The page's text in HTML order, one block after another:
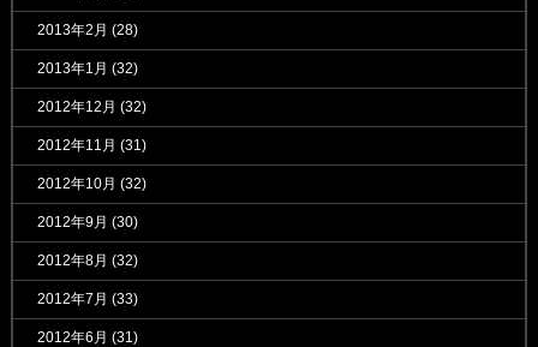
2013年2月 (28)
2013年1月 (32)
2012年12月 (32)
2012年11月 (31)
2012年10月 (32)
2012年9月 (30)
2012年8月 (32)
2012年7月 (33)
2012年6月 (31)